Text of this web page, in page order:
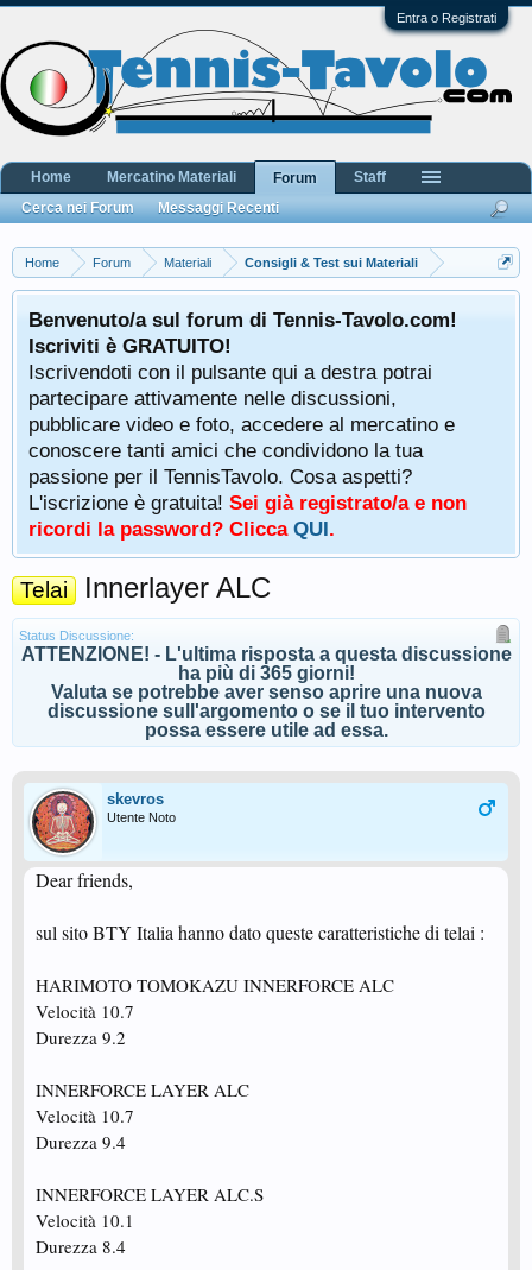
Entra o Registrati
Home Forum Materiali Consigli & Test sui Materiali
Benvenuto/a sul forum di Tennis-Tavolo.com!
Iscriviti è GRATUITO!
Iscrivendoti con il pulsante qui a destra potrai
partecipare attivamente nelle discussioni,
pubblicare video e foto, accedere al mercatino e
conoscere tanti amici che condividono la tua
passione per il TennisTavolo. Cosa aspetti?
L'iscrizione è gratuita! Sei già registrato/a e non
ricordi la password? Clicca QUI.
Telai Innerlayer ALC
Status Discussione:
ATTENZIONE! - L'ultima risposta a questa discussione
ha più di 365 giorni!
Valuta se potrebbe aver senso aprire una nuova
discussione sull'argomento o se il tuo intervento
possa essere utile ad essa.
skevros
Utente Noto
Dear friends,
sul sito BTY Italia hanno dato queste caratteristiche di telai :
HARIMOTO TOMOKAZU INNERFORCE ALC
Velocità 10.7
Durezza 9.2
INNERFORCE LAYER ALC
Velocità 10.7
Durezza 9.4
INNERFORCE LAYER ALC.S
Velocità 10.1
Durezza 8.4
Home Mercatino Materiali
Forum
Cerca nei Forum
Messaggi Recenti
Staff